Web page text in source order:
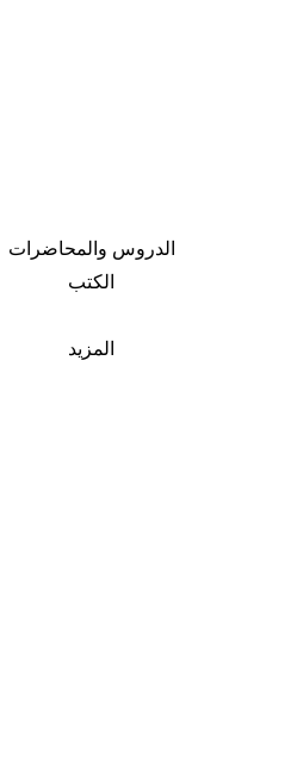
الدروس والمحاضرات
الكتب
المزيد